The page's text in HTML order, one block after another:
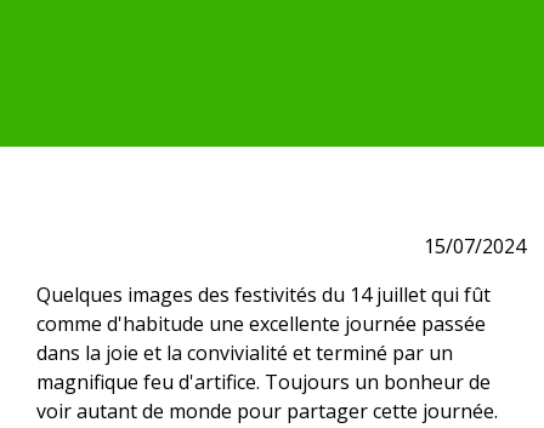
15/07/2024
Quelques images des festivités du 14 juillet qui fût
comme d'habitude une excellente journée passée
dans la joie et la convivialité et terminé par un
magnifique feu d'artifice. Toujours un bonheur de
voir autant de monde pour partager cette journée.